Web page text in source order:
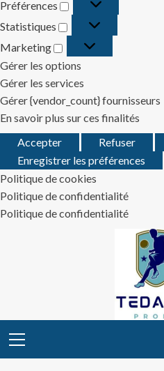
Préférences
Préférences
Statistiques
Statistiques
Marketing
Marketing
Gérer les options
Gérer les services
Gérer {vendor_count} fournisseurs
En savoir plus sur ces finalités
Accepter
Refuser
Enregistrer les préférences
Politique de cookies
Politique de confidentialité
Politique de confidentialité
Menu